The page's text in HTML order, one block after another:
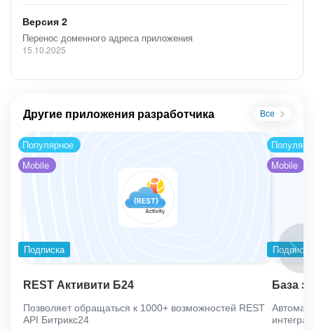
Версия 2
Перенос доменного адреса приложения
15.10.2025
Другие приложения разработчика Все
Популярное
Mobile
Подписка
REST Активити Б24
Позволяет обращаться к 1000+ возможностей REST
API Битрикс24
Mobile
Подписка
База